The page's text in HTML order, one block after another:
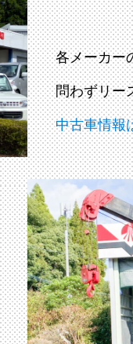
各メーカー
問わずリー
中古車情報